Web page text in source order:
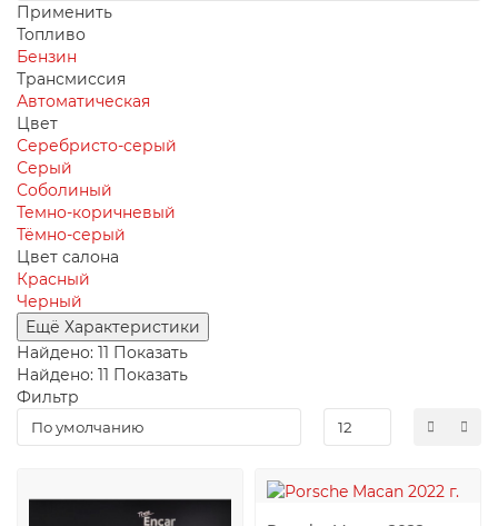
Применить
Топливо
Бензин
Трансмиссия
Автоматическая
Цвет
Серебристо-серый
Серый
Соболиный
Темно-коричневый
Тёмно-серый
Цвет салона
Красный
Черный
Ещё Характеристики
Найдено: 11 Показать
Найдено: 11 Показать
Фильтр